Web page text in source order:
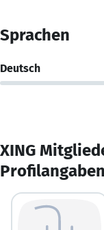
Sprachen
Deutsch
XING
Profilangaben